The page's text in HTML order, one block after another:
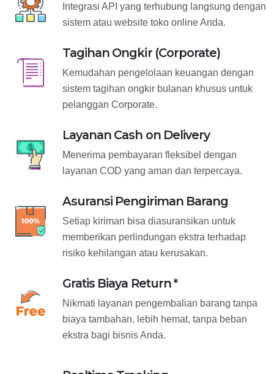
Integrasi API yang terhubung langsung dengan
sistem atau website toko online Anda.
Tagihan Ongkir (Corporate)
Kemudahan pengelolaan keuangan dengan
sistem tagihan ongkir bulanan khusus untuk
pelanggan Corporate.
Layanan Cash on Delivery
Menerima pembayaran fleksibel dengan
layanan COD yang aman dan terpercaya.
Asuransi Pengiriman Barang
Setiap kiriman bisa diasuransikan untuk
memberikan perlindungan ekstra terhadap
risiko kehilangan atau kerusakan.
Gratis Biaya Return *
Nikmati layanan pengembalian barang tanpa
biaya tambahan, lebih hemat, tanpa beban
ekstra bagi bisnis Anda.